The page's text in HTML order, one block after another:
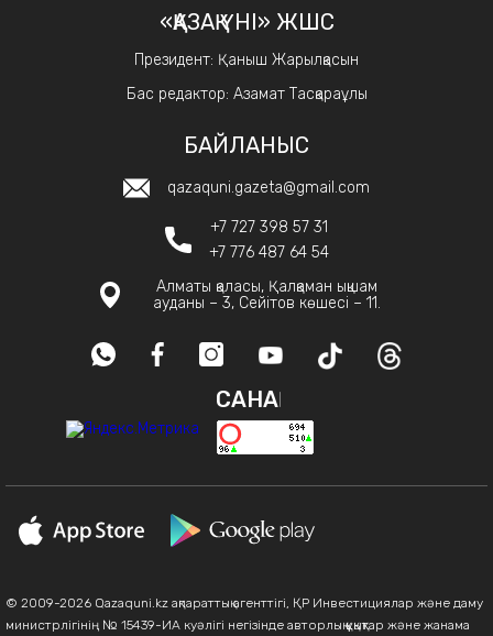
«ҚАЗАҚ ҮНІ» ЖШС
Президент: Қаныш Жарылқасын
Бас редактор: Азамат Тасқараұлы
БАЙЛАНЫС
qazaquni.gazeta@gmail.com
+7 727 398 57 31
+7 776 487 64 54
Алматы қаласы, Қалқаман ықшам
ауданы – 3, Сейітов көшесі – 11.
САНАҚ
© 2009-2026 Qazaquni.kz ақпараттық агенттігі, ҚР Инвестициялар және даму
министрлігінің № 15439-ИА куәлігі негізінде авторлық құқықтар және жанама